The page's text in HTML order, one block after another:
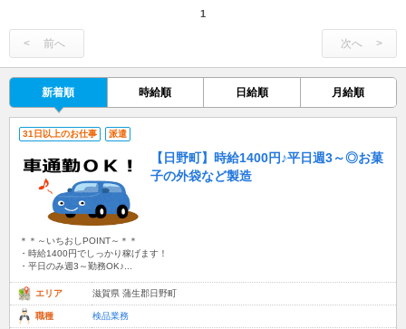
1
前へ 次へ
新着順 時給順 日給順 月給順
31日以上のお仕事 派遣
【日野町】時給1400円♪平日週3～◎お菓
子の外袋など製造
＊＊～いちおしPOINT～＊＊
・時給1400円でしっかり稼げます！
・平日のみ週3～勤務OK♪...
エリア 滋賀県 蒲生郡日野町
職種 検品業務